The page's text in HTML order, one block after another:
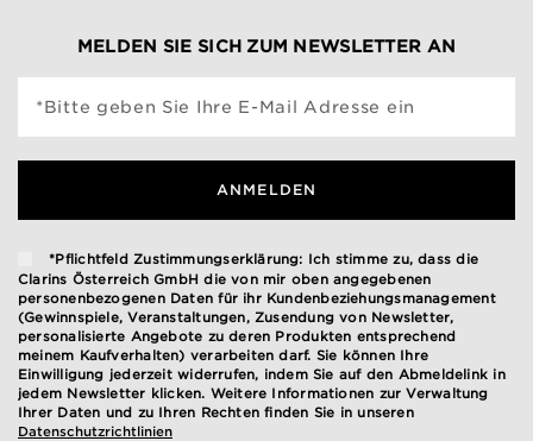
MELDEN SIE SICH ZUM NEWSLETTER AN
*Bitte geben Sie Ihre E-Mail Adresse ein
ANMELDEN
*Pflichtfeld Zustimmungserklärung: Ich stimme zu, dass die
Clarins Österreich GmbH die von mir oben angegebenen
personenbezogenen Daten für ihr Kundenbeziehungsmanagement
(Gewinnspiele, Veranstaltungen, Zusendung von Newsletter,
personalisierte Angebote zu deren Produkten entsprechend
meinem Kaufverhalten) verarbeiten darf. Sie können Ihre
Einwilligung jederzeit widerrufen, indem Sie auf den Abmeldelink in
jedem Newsletter klicken. Weitere Informationen zur Verwaltung
Ihrer Daten und zu Ihren Rechten finden Sie in unseren
Datenschutzrichtlinien